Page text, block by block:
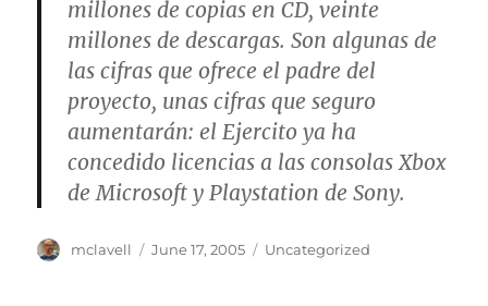
millones de copias en CD, veinte
millones de descargas. Son algunas de
las cifras que ofrece el padre del
proyecto, unas cifras que seguro
aumentarán: el Ejercito ya ha
concedido licencias a las consolas Xbox
de Microsoft y Playstation de Sony.
Author
mclavell
Posted
June 17, 2005 Categories
Uncategorized